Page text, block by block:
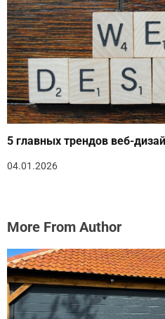
5 главных трендов веб-
04.01.2026
More From Author